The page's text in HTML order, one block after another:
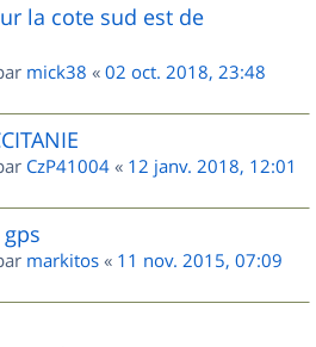
la cote sud est de
mick38 « 02 oct. 2018, 23:48
CzP41004 « 12 janv. 2018, 12:01
markitos « 11 nov. 2015, 07:09